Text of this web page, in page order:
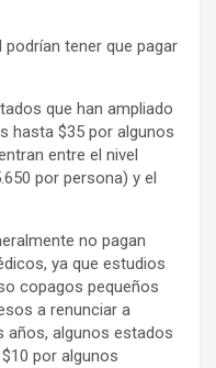
tener que pagar
que han ampliado
hasta $35 por algunos
entre el nivel
por persona) y el
no pagan
ya que estudios
copagos pequeños
a renunciar a
años, algunos estados
por algunos